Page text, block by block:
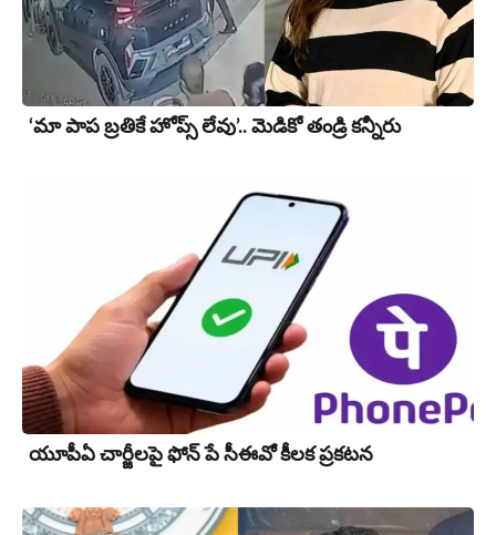
‘మా పాప బ్రతికే హోప్స్ లేవు’.. మెడికో తండ్రి కన్నీరు
యూపీఏ చార్జీల‌పై ఫోన్ పే సీఈవో కీల‌క ప్ర‌క‌ట‌న‌